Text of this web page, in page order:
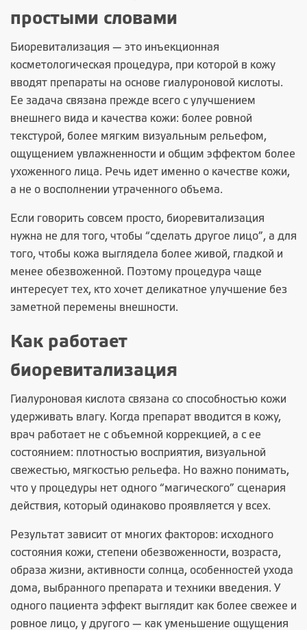
простыми словами
Биоревитализация — это инъекционная
косметологическая процедура, при которой в кожу
вводят препараты на основе гиалуроновой кислоты.
Ее задача связана прежде всего с улучшением
внешнего вида и качества кожи: более ровной
текстурой, более мягким визуальным рельефом,
ощущением увлажненности и общим эффектом более
ухоженного лица. Речь идет именно о качестве кожи,
а не о восполнении утраченного объема.
Если говорить совсем просто, биоревитализация
нужна не для того, чтобы “сделать другое лицо”, а для
того, чтобы кожа выглядела более живой, гладкой и
менее обезвоженной. Поэтому процедура чаще
интересует тех, кто хочет деликатное улучшение без
заметной перемены внешности.
Как работает
биоревитализация
Гиалуроновая кислота связана со способностью кожи
удерживать влагу. Когда препарат вводится в кожу,
врач работает не с объемной коррекцией, а с ее
состоянием: плотностью восприятия, визуальной
свежестью, мягкостью рельефа. Но важно понимать,
что у процедуры нет одного “магического” сценария
действия, который одинаково проявляется у всех.
Результат зависит от многих факторов: исходного
состояния кожи, степени обезвоженности, возраста,
образа жизни, активности солнца, особенностей ухода
дома, выбранного препарата и техники введения. У
одного пациента эффект выглядит как более свежее и
ровное лицо, у другого — как уменьшение ощущения